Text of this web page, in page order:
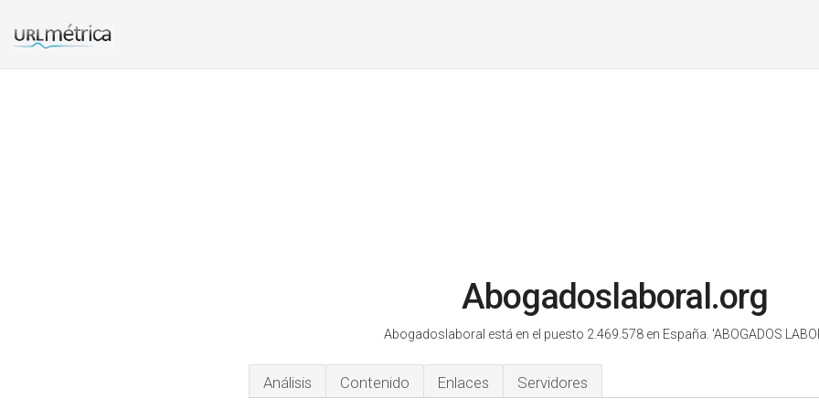
Abogadoslaboral.org
Abogadoslaboral está en el puesto 2.469.578 en España. 'ABOGADOS
Análisis Contenido Enlaces Servidores